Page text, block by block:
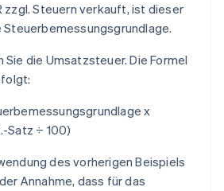
zzgl. Steuern verkauft, ist dieser
Steuerbemessungsgrundlage.
Sie die Umsatzsteuer. Die Formel
x
Satz ÷ 100)
des vorherigen Beispiels
Annahme, dass für das